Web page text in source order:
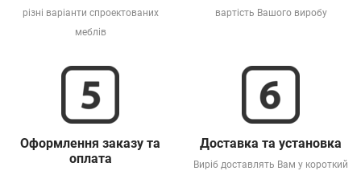
різні варіанти спроектованих
меблів
вартість Вашого виробу
Оформлення заказу та
оплата
Доставка та установка
Виріб доставлять Вам у короткий